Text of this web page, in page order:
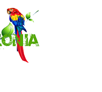
años en
en cantón
de 22 años
encontrados
lopez